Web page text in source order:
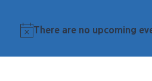
Notice
There are no upcoming